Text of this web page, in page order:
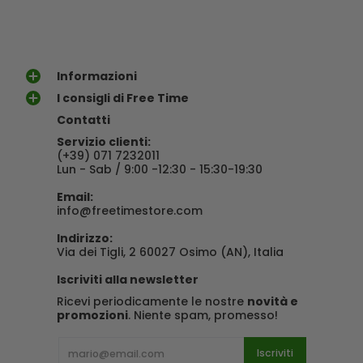
Informazioni
I consigli di Free Time
Contatti
Servizio clienti:
(+39) 071 7232011
Lun - Sab / 9:00 -12:30 - 15:30-19:30
Email:
info@freetimestore.com
Indirizzo:
Via dei Tigli, 2 60027 Osimo (AN), Italia
Iscriviti alla newsletter
Ricevi periodicamente le nostre novità e
promozioni. Niente spam, promesso!
Iscriviti